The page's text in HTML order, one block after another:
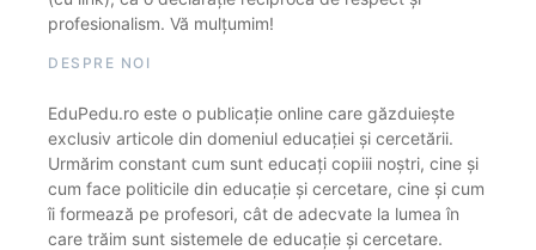
profesionalism. Vă mulțumim!
DESPRE NOI
EduPedu.ro este o publicație online care găzduiește
exclusiv articole din domeniul educației și cercetării.
Urmărim constant cum sunt educați copiii noștri, cine și
cum face politicile din educație și cercetare, cine și cum
îi formează pe profesori, cât de adecvate la lumea în
care trăim sunt sistemele de educație și cercetare.